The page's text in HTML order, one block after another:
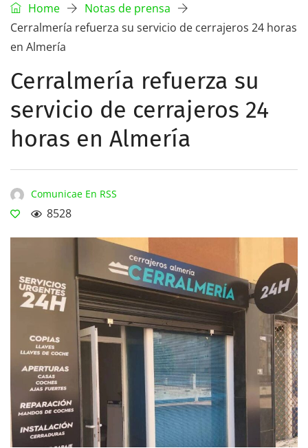
Home
Notas de prensa
Cerralmería refuerza su servicio de cerrajeros 24 horas
en Almería
Cerralmería refuerza su
servicio de cerrajeros 24
horas en Almería
Comunicae En RSS
8528